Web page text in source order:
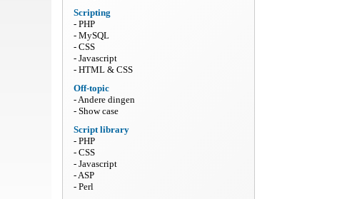
Scripting
PHP
MySQL
CSS
Javascript
HTML & CSS
Off-topic
Andere dingen
Show case
Script library
PHP
CSS
Javascript
ASP
Perl